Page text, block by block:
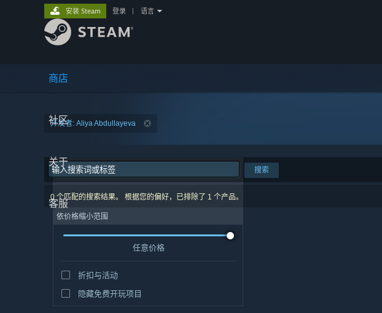
商店
社区
关于
客服
安装 Steam 登录 语言
开发者: Aliya Abdullayeva
搜索
0 个匹配的搜索结果。 根据您的偏好，已排除了 1 个产品。
依价格缩小范围
任意价格
折扣与活动
隐藏免费开玩项目